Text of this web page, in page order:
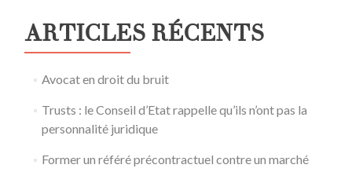
ARTICLES RÉCENTS
Avocat en droit du bruit
Trusts : le Conseil d’Etat rappelle qu’ils n’ont pas la
personnalité juridique
Former un référé précontractuel contre un marché